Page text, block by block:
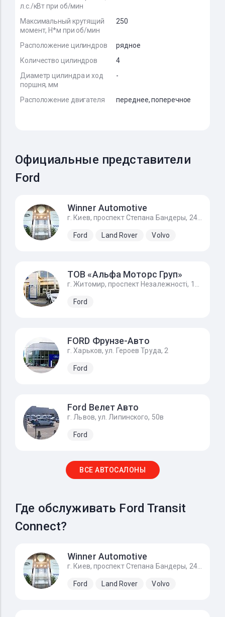
л.с./кВт при об/мин
Максимальный крутящий
момент, Н*м при об/мин
250
Расположение цилиндров
рядное
Количество цилиндров
4
Диаметр цилиндра и ход
поршня, мм
-
Расположение двигателя переднее, поперечное
Официальные представители
Ford
Winner Automotive
г. Киев, проспект Степана Бандеры, 24Д
Ford Land Rover Volvo
ТОВ «Альфа Моторс Груп»
Ford
FORD Фрунзе-Авто
г. Харьков, ул. Героев Труда, 2
Ford
Ford Велет Авто
г. Львов, ул. Липинского, 50в
Ford
ВСЕ АВТОСАЛОНЫ
Где обслуживать Ford Transit
Connect?
Winner Automotive
г. Киев, проспект Степана Бандеры, 24Д
Ford Land Rover Volvo